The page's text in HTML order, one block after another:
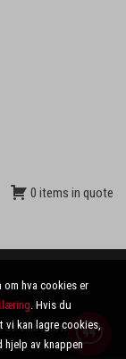
0 items in quote
avVinnVinn Reklame.
om hva cookies er
. Hvis du
vi kan lagre cookies,
hjelp av knappen